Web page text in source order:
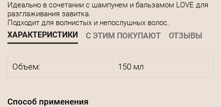
Идеально в сочетании с шампунем и бальзамом LOVE для
разглаживания завитка.
Подходит для волнистых и непослушных волос.
ХАРАКТЕРИСТИКИ С ЭТИМ ПОКУПАЮТ ОТЗЫВЫ
Объем: 150 мл
Способ применения